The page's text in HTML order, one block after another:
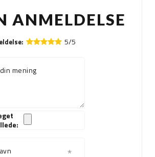
ANMELDELSE
5/5
mening